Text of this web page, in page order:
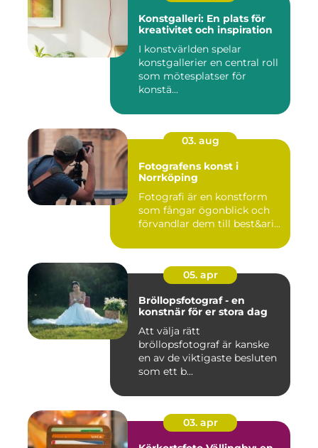
Konstgalleri: En plats för
kreativitet och inspiration
I konstvärlden spelar
konstgallerier en central roll
som mötesplatser för
konstä...
03. aug
Fotografens konst i
Norrköping
Fotografi är en konstform
som fångar ögonblick och
förvandlar dem till best&ari...
05. apr
Bröllopsfotograf - en
konstnär för er stora dag
Att välja rätt
bröllopsfotograf är kanske
en av de viktigaste besluten
som ett b...
03. apr